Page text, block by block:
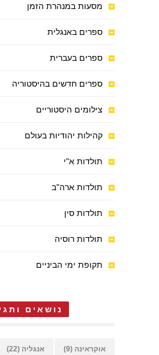
מסעות במנהרת הזמן
ספרים באנגלית
ספרים בעברית
ספרים חדשים בהיסטוריה
צילומים היסטוריים
קהילות יהודיות בעולם
תולדות א"י
תולדות ארה"ב
תולדות סין
תולדות רוסיה
תקופת ימי הביניים
נושאים
אוקראינה (9) אנגליה (22)